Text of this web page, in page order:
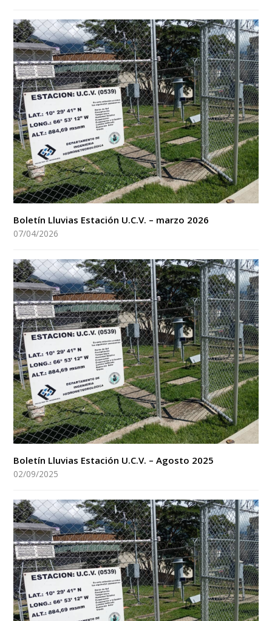
Boletín Lluvias Estación U.C.V. – marzo 2026
07/04/2026
Boletín Lluvias Estación U.C.V. – Agosto 2025
02/09/2025